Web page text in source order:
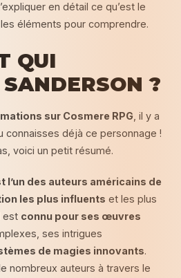
en détail ce qu’est le
éléments pour comprendre.
QUI
?
sur Cosmere RPG , il y a
connaisses déjà ce personnage !
voici un petit résumé.
l’un des auteurs américains de
les plus influents et les plus
est connu pour ses œuvres
ses intrigues
de magies innovants.
nombreux auteurs à travers le